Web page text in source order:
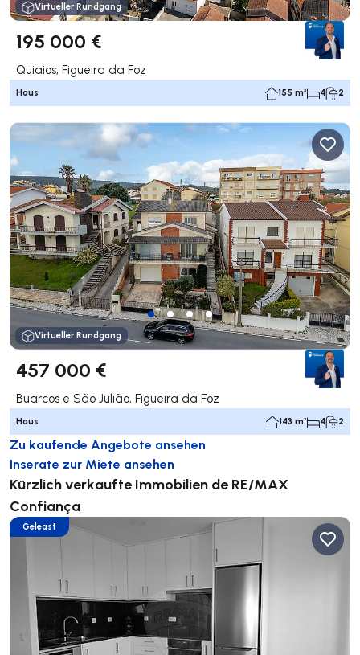
Virtueller Rundgang
195 000 €
Quiaios, Figueira da Foz
Haus 155 m² 4 2
Virtueller Rundgang
457 000 €
Buarcos e São Julião, Figueira da Foz
Haus 143 m² 4 2
Zu kaufende Angebote ansehen
Inserate zur Miete ansehen
Kürzlich verkaufte Immobilien de RE/MAX
Confiança
Geleast